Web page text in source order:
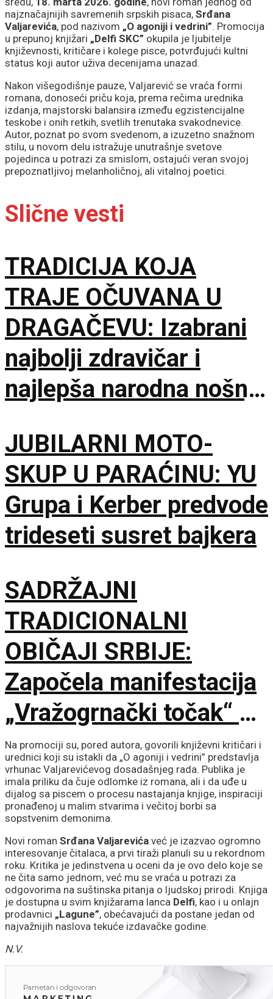
najznačajnijih savremenih srpskih pisaca, Srđana
Valjarevića, pod nazivom „O agoniji i vedrini”. Promocija
u prepunoj knjižari „Delfi SKC” okupila je ljubitelje
književnosti, kritičare i kolege pisce, potvrđujući kultni
status koji autor uživa decenijama unazad.
Nakon višegodišnje pauze, Valjarević se vraća formi
romana, donoseći priču koja, prema rečima urednika
izdanja, majstorski balansira između egzistencijalne
teskobe i onih retkih, svetlih trenutaka svakodnevice.
Autor, poznat po svom svedenom, a izuzetno snažnom
stilu, u novom delu istražuje unutrašnje svetove
pojedinca u potrazi za smislom, ostajući veran svojoj
prepoznatljivoj melanholičnoj, ali vitalnoj poetici.
Slične vesti
TRADICIJA KOJA
TRAJE OČUVANA U
DRAGAČEVU: Izabrani
najbolji zdravičar i
najlepša narodna nošnja
JUBILARNI MOTO-
SKUP U PARAĆINU: YU
Grupa i Kerber predvode
trideseti susret bajkera
SADRŽAJNI
TRADICIONALNI
OBIČAJI SRBIJE:
Započela manifestacija
„Vražogrnački točak“ u
porti Hrama Svete
Trojice
Na promociji su, pored autora, govorili književni kritičari i
urednici koji su istakli da „O agoniji i vedrini” predstavlja
vrhunac Valjarevićevog dosadašnjeg rada. Publika je
imala priliku da čuje odlomke iz romana, ali i da uđe u
dijalog sa piscem o procesu nastajanja knjige, inspiraciji
pronađenoj u malim stvarima i večitoj borbi sa
sopstvenim demonima.
Novi roman Srđana Valjarevića već je izazvao ogromno
interesovanje čitalaca, a prvi tiraži planuli su u rekordnom
roku. Kritika je jedinstvena u oceni da je ovo delo koje se
ne čita samo jednom, već mu se vraća u potrazi za
odgovorima na suštinska pitanja o ljudskoj prirodi. Knjiga
je dostupna u svim knjižarama lanca Delfi, kao i u onlajn
prodavnici „Lagune”, obećavajući da postane jedan od
najvažnijih naslova tekuće izdavačke godine.
N.V.